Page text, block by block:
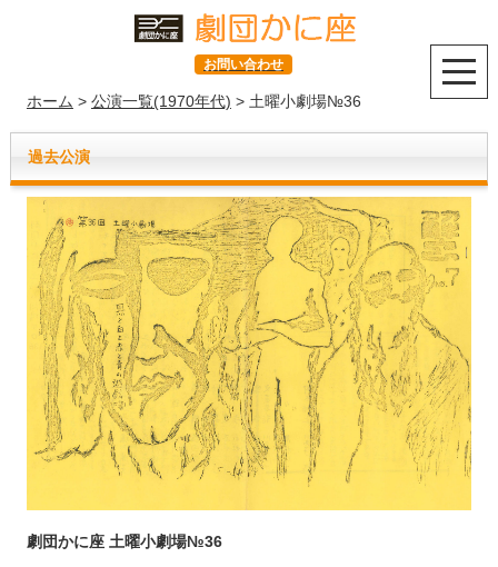
お問い合わせ
ホーム > 公演一覧(1970年代) > 土曜小劇場№36
過去公演
劇団かに座 土曜小劇場№36